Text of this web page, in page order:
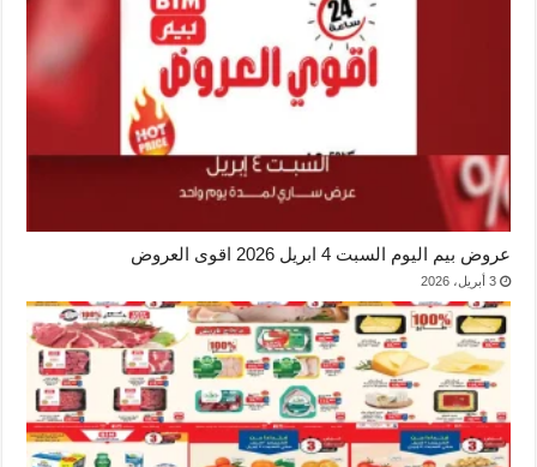
عروض بيم اليوم السبت 4 ابريل 2026 اقوى العروض
3 أبريل، 2026